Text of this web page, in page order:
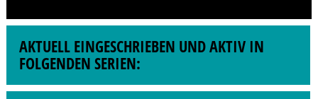
AKTUELL EINGESCHRIEBEN UND AKTIV IN
FOLGENDEN SERIEN: